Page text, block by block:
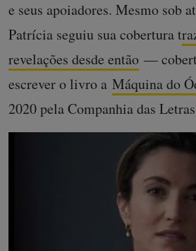
e seus apoiadores. Mesmo sob
Patrícia seguiu sua cobertura t
revelações desde então —
escrever o livro a Máquina do
2020 pela Companhia das